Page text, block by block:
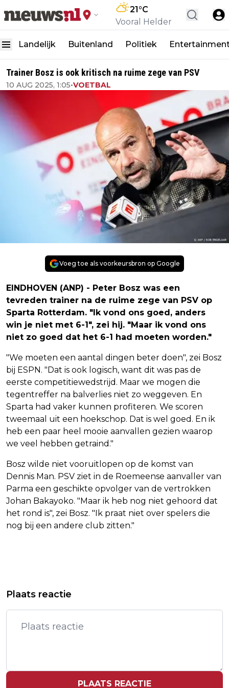
21°C
Vooral Helder
Landelijk Buitenland Politiek
Trainer Bosz is ook kritisch na ruime zege van PSV
10 AUG 2025, 1:05•VOETBAL
Voeg toe als voorkeursbron op Google
EINDHOVEN (ANP) - Peter Bosz was een
tevreden trainer na de ruime zege van PSV op
Sparta Rotterdam. "Ik vond ons goed, anders
win je niet met 6-1", zei hij. "Maar ik vond ons
niet zo goed dat het 6-1 had moeten worden."
"We moeten een aantal dingen beter doen", zei Bosz
bij ESPN. "Dat is ook logisch, want dit was pas de
eerste competitiewedstrijd. Maar we mogen die
tegentreffer na balverlies niet zo weggeven. En
Sparta had vaker kunnen profiteren. We scoren
tweemaal uit een hoekschop. Dat is wel goed. En ik
heb een paar heel mooie aanvallen gezien waarop
we veel hebben getraind."
Bosz wilde niet vooruitlopen op de komst van
Dennis Man. PSV ziet in de Roemeense aanvaller van
Parma een geschikte opvolger van de vertrokken
Johan Bakayoko. "Maar ik heb nog niet gehoord dat
het rond is", zei Bosz. "Ik praat niet over spelers die
nog bij een andere club zitten."
TWEEMAAL IN OEFENDUEL VOOR CITY
WITTE HUIS: TRUMP STAAT OPEN
VOOR TOP MET POETIN EN ZELENSKY
Plaats reactie
PLAATS REACTIE